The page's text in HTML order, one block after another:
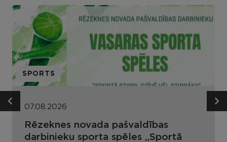
SPORTS
07.08.2026
Rēzeknes novada pašvaldības
darbinieku sporta spēles „Sportā